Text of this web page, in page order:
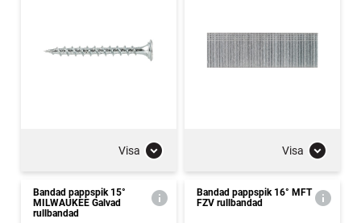
Visa Visa
Bandad pappspik 15°
MILWAUKEE Galvad
rullbandad
Bandad pappspik 16° MFT
FZV rullbandad